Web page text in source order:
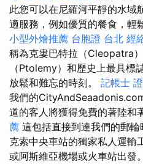
此您可以在尼羅河平靜的水域
適服務，例如優質的餐食，輕
小型外燴推薦 台胞證 台北 經
稱為克婁巴特拉（Cleopatra
（Ptolemy）和歷史上最具標
放鬆和難忘的時刻。 記帳士
我們的
道的客人將獲得免費的著陸和
薦 這包括直接到達我們的郵
克索中央車站的獨家私人運輸
或阿斯維亞機場或火車站出發